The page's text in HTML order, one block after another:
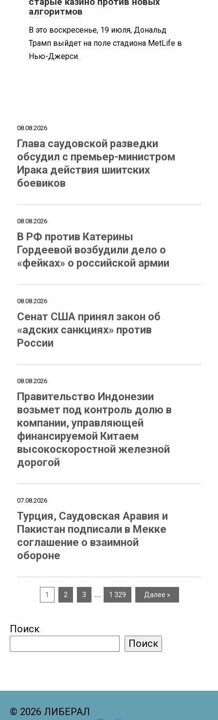
алгоритмов
В это воскресенье, 19 июля, Дональд
Трамп выйдет на поле стадиона MetLife в
Нью-Джерси.
08.08.2026
Глава саудовской разведки
обсудил с премьер-министром
Ирака действия шиитских
боевиков
08.08.2026
В РФ против Катерины
Гордеевой возбудили дело о
«фейках» о российской армии
08.08.2026
Сенат США принял закон об
«адских санкциях» против
России
08.08.2026
Правительство Индонезии
возьмет под контроль долю в
компании, управляющей
финансируемой Китаем
высокоскоростной железной
дорогой
07.08.2026
Турция, Саудовская Аравия и
Пакистан подписали в Мекке
соглашение о взаимной
обороне
1 2 3 … 1 329 Далее »
Поиск
Поиск
© 2026 ЛИБЕРАЛ